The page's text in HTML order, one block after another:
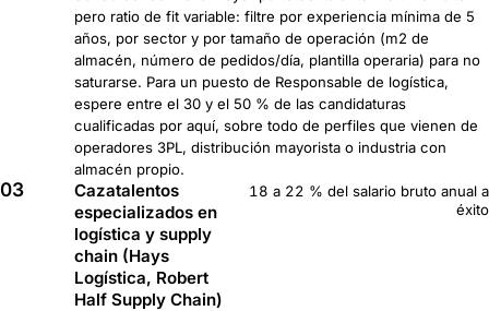
pero ratio de fit variable: filtre por experiencia mínima de 5
años, por sector y por tamaño de operación (m2 de
almacén, número de pedidos/día, plantilla operaria) para no
saturarse. Para un puesto de Responsable de logística,
espere entre el 30 y el 50 % de las candidaturas
cualificadas por aquí, sobre todo de perfiles que vienen de
operadores 3PL, distribución mayorista o industria con
almacén propio.
03
Cazatalentos
especializados en
logística y supply
chain (Hays
Logística, Robert
Half Supply Chain)
18 a 22 % del salario bruto anual a
éxito